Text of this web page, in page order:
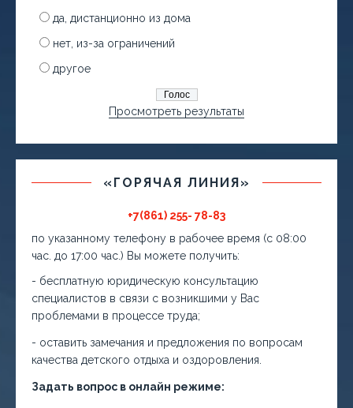
да, дистанционно из дома
нет, из-за ограничений
другое
Просмотреть результаты
«ГОРЯЧАЯ ЛИНИЯ»
+7(861) 255- 78-83
по указанному телефону в рабочее время (с 08:00
час. до 17:00 час.) Вы можете получить:
- бесплатную юридическую консультацию
специалистов в связи с возникшими у Вас
проблемами в процессе труда;
- оставить замечания и предложения по вопросам
качества детского отдыха и оздоровления.
Задать вопрос в онлайн режиме: